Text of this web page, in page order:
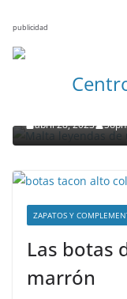
publicidad
abril 28, 2023
ZAPATOS Y
Las botas
marrón